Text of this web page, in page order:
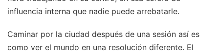
influencia interna que nadie puede arrebatarle.
Caminar por la ciudad después de una sesión así es
como ver el mundo en una resolución diferente. El